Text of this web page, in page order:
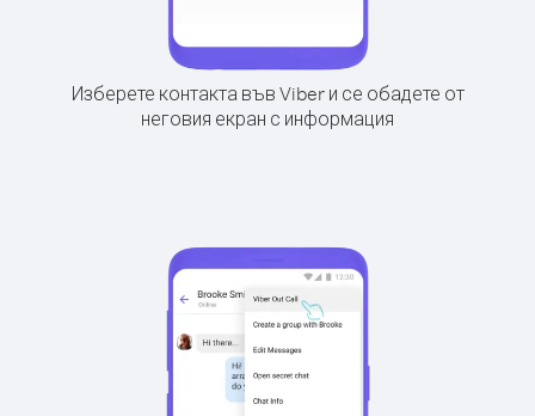
Изберете контакта във Viber и се обадете от
неговия екран с информация